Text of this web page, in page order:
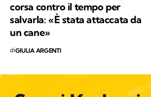
diGIULIA ARGENTI
sui canali social